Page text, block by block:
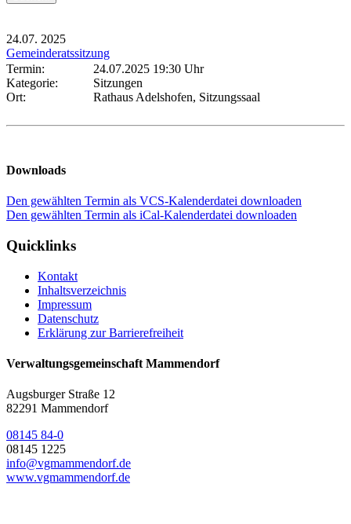
24.07. 2025
Gemeinderatssitzung
Termin:
24.07.2025 19:30 Uhr
Kategorie:
Sitzungen
Ort:
Rathaus Adelshofen, Sitzungssaal
Downloads
Den gewählten Termin als VCS-Kalenderdatei downloaden
Den gewählten Termin als iCal-Kalenderdatei downloaden
Quicklinks
Kontakt
Inhaltsverzeichnis
Impressum
Datenschutz
Erklärung zur Barrierefreiheit
Verwaltungsgemeinschaft Mammendorf
Augsburger Straße 12
82291 Mammendorf
08145 84-0
08145 1225
info@vgmammendorf.de
www.vgmammendorf.de